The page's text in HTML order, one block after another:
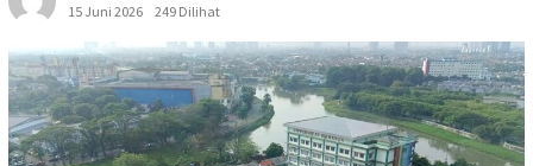
15 Juni 2026
249 Dilihat